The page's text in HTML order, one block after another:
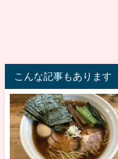
こんな記事もあります